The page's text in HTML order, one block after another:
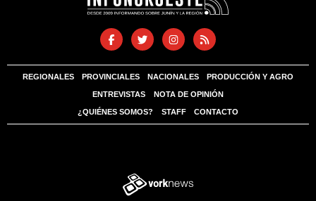
REGIONALES PROVINCIALES NACIONALES PRODUCCIÓN Y AGRO
ENTREVISTAS NOTA DE OPINIÓN
¿QUIÉNES SOMOS? STAFF CONTACTO